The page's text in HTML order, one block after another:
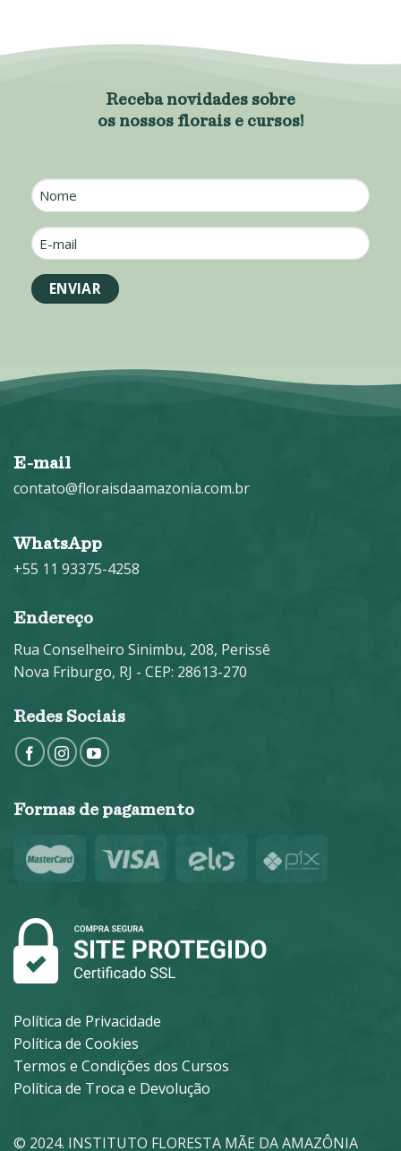
Receba novidades sobre
os nossos florais e cursos!
Nome
E-
mail
*
E-mail
contato@floraisdaamazonia.com.br
WhatsApp
+55 11 93375-4258
Endereço
Rua Conselheiro Sinimbu, 208, Perissê
Nova Friburgo, RJ - CEP: 28613-270
Redes Sociais
Formas de pagamento
© 2024. INSTITUTO FLORESTA MÃE DA AMAZÔNIA
Política de Privacidade
Política de Cookies
Termos e Condições dos Cursos
Política de Troca e Devolução